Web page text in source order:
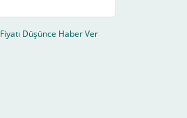
Fiyatı Düşünce Haber Ver